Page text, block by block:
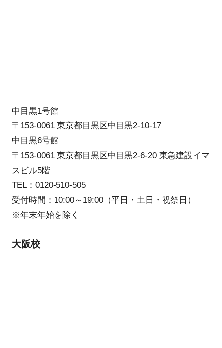
中目黒1号館
〒153-0061 東京都目黒区中目黒2-10-17
中目黒6号館
〒153-0061 東京都目黒区中目黒2-6-20 東急建設イマ
スビル5階
TEL：0120-510-505
受付時間：10:00～19:00（平日・土日・祝祭日）
※年末年始を除く
大阪校